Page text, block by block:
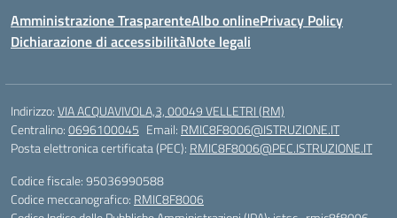
Amministrazione TrasparenteAlbo onlinePrivacy Policy
Dichiarazione di accessibilitàNote legali
Indirizzo:VIA ACQUAVIVOLA,3, 00049 VELLETRI (RM)
Centralino:0696100045 Email: RMIC8F8006@ISTRUZIONE.IT
Posta elettronica certificata (PEC): RMIC8F8006@PEC.ISTRUZIONE.IT
Codice fiscale: 95036990588
Codice meccanografico: RMIC8F8006